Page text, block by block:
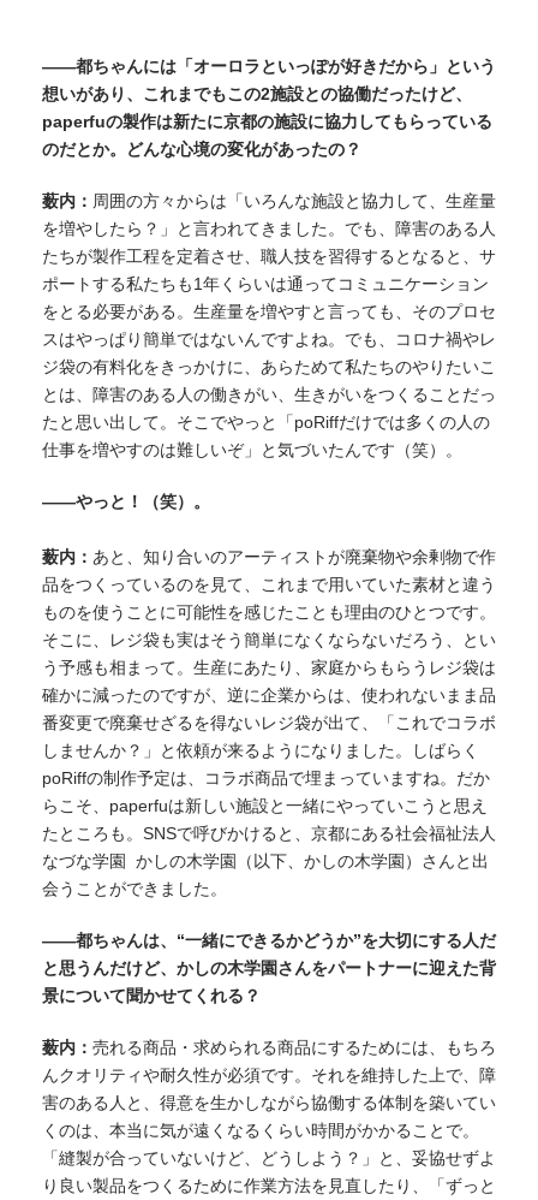
——都ちゃんには「オーロラといっぽが好きだから」という
想いがあり、これまでもこの2施設との協働だったけど、
paperfuの製作は新たに京都の施設に協力してもらっている
のだとか。どんな心境の変化があったの？
薮内： 周囲の方々からは「いろんな施設と協力して、生産量
を増やしたら？」と言われてきました。でも、障害のある人
たちが製作工程を定着させ、職人技を習得するとなると、サ
ポートする私たちも1年くらいは通ってコミュニケーション
をとる必要がある。生産量を増やすと言っても、そのプロセ
スはやっぱり簡単ではないんですよね。でも、コロナ禍やレ
ジ袋の有料化をきっかけに、あらためて私たちのやりたいこ
とは、障害のある人の働きがい、生きがいをつくることだっ
たと思い出して。そこでやっと「poRiffだけでは多くの人の
仕事を増やすのは難しいぞ」と気づいたんです（笑）。
——やっと！（笑）。
薮内： あと、知り合いのアーティストが廃棄物や余剰物で作
品をつくっているのを見て、これまで用いていた素材と違う
ものを使うことに可能性を感じたことも理由のひとつです。
そこに、レジ袋も実はそう簡単になくならないだろう、とい
う予感も相まって。生産にあたり、家庭からもらうレジ袋は
確かに減ったのですが、逆に企業からは、使われないまま品
番変更で廃棄せざるを得ないレジ袋が出て、「これでコラボ
しませんか？」と依頼が来るようになりました。しばらく
poRiffの制作予定は、コラボ商品で埋まっていますね。だか
らこそ、paperfuは新しい施設と一緒にやっていこうと思え
たところも。SNSで呼びかけると、京都にある社会福祉法人
なづな学園 かしの木学園（以下、かしの木学園）さんと出
会うことができました。
——都ちゃんは、“一緒にできるかどうか”を大切にする人だ
と思うんだけど、かしの木学園さんをパートナーに迎えた背
景について聞かせてくれる？
薮内： 売れる商品・求められる商品にするためには、もちろ
んクオリティや耐久性が必須です。それを維持した上で、障
害のある人と、得意を生かしながら協働する体制を築いてい
くのは、本当に気が遠くなるくらい時間がかかることで。
「縫製が合っていないけど、どうしよう？」と、妥協せずよ
り良い製品をつくるために作業方法を見直したり、「ずっと